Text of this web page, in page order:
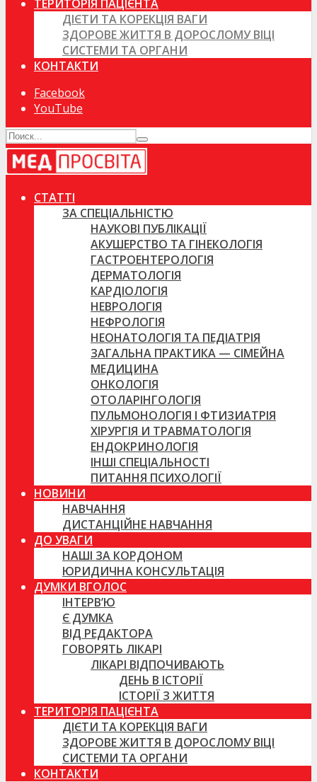
ТЕРИТОРІЯ ПАЦІЄНТА
ДІЄТИ ТА КОРЕКЦІЯ ВАГИ
ЗДОРОВЕ ЖИТТЯ В ДОРОСЛОМУ ВІЦІ
СИСТЕМИ ТА ОРГАНИ
КОНТАКТИ
Facebook
YouTube
СТАТТІ
ЗА СПЕЦІАЛЬНІСТЮ
НАУКОВІ ПУБЛІКАЦІЇ
АКУШЕРСТВО ТА ГІНЕКОЛОГІЯ
ГАСТРОЕНТЕРОЛОГІЯ
ДЕРМАТОЛОГІЯ
КАРДІОЛОГІЯ
НЕВРОЛОГІЯ
НЕФРОЛОГІЯ
НЕОНАТОЛОГІЯ ТА ПЕДІАТРІЯ
ЗАГАЛЬНА ПРАКТИКА — СІМЕЙНА
МЕДИЦИНА
ОНКОЛОГІЯ
ОТОЛАРІНГОЛОГІЯ
ПУЛЬМОНОЛОГІЯ І ФТИЗИАТРІЯ
ХІРУРГІЯ И ТРАВМАТОЛОГІЯ
ЕНДОКРИНОЛОГІЯ
ІНШІ СПЕЦІАЛЬНОСТІ
ПИТАННЯ ПСИХОЛОГІЇ
НОВИНИ
НАВЧАННЯ
ДИСТАНЦІЙНЕ НАВЧАННЯ
ДО УВАГИ
НАШІ ЗА КОРДОНОМ
ЮРИДИЧНА КОНСУЛЬТАЦІЯ
ДУМКИ ВГОЛОС
ІНТЕРВ’Ю
Є ДУМКА
ВІД РЕДАКТОРА
ГОВОРЯТЬ ЛІКАРІ
ЛІКАРІ ВІДПОЧИВАЮТЬ
ДЕНЬ В ІСТОРІЇ
ІСТОРІЇ З ЖИТТЯ
ТЕРИТОРІЯ ПАЦІЄНТА
ДІЄТИ ТА КОРЕКЦІЯ ВАГИ
ЗДОРОВЕ ЖИТТЯ В ДОРОСЛОМУ ВІЦІ
СИСТЕМИ ТА ОРГАНИ
КОНТАКТИ